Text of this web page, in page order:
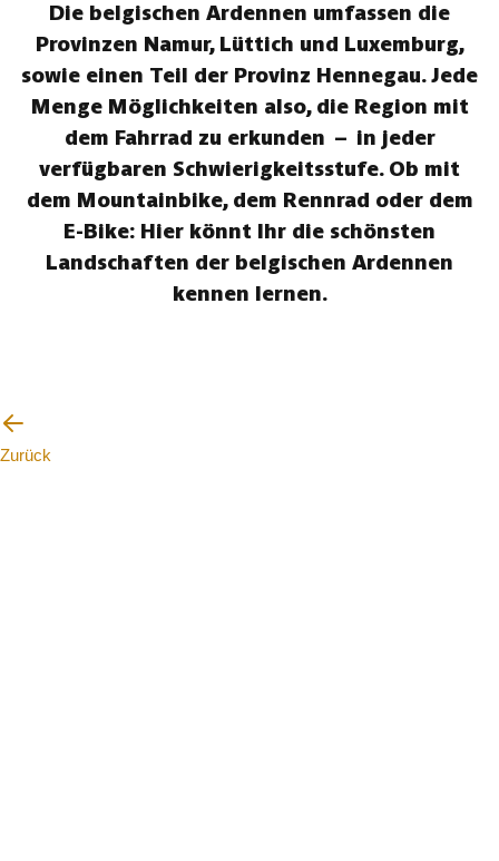
Die belgischen Ardennen umfassen die
Provinzen Namur, Lüttich und Luxemburg,
sowie einen Teil der Provinz Hennegau. Jede
Menge Möglichkeiten also, die Region mit
dem Fahrrad zu erkunden – in jeder
verfügbaren Schwierigkeitsstufe. Ob mit
dem Mountainbike, dem Rennrad oder dem
E-Bike: Hier könnt Ihr die schönsten
Landschaften der belgischen Ardennen
kennen lernen.
Zurück